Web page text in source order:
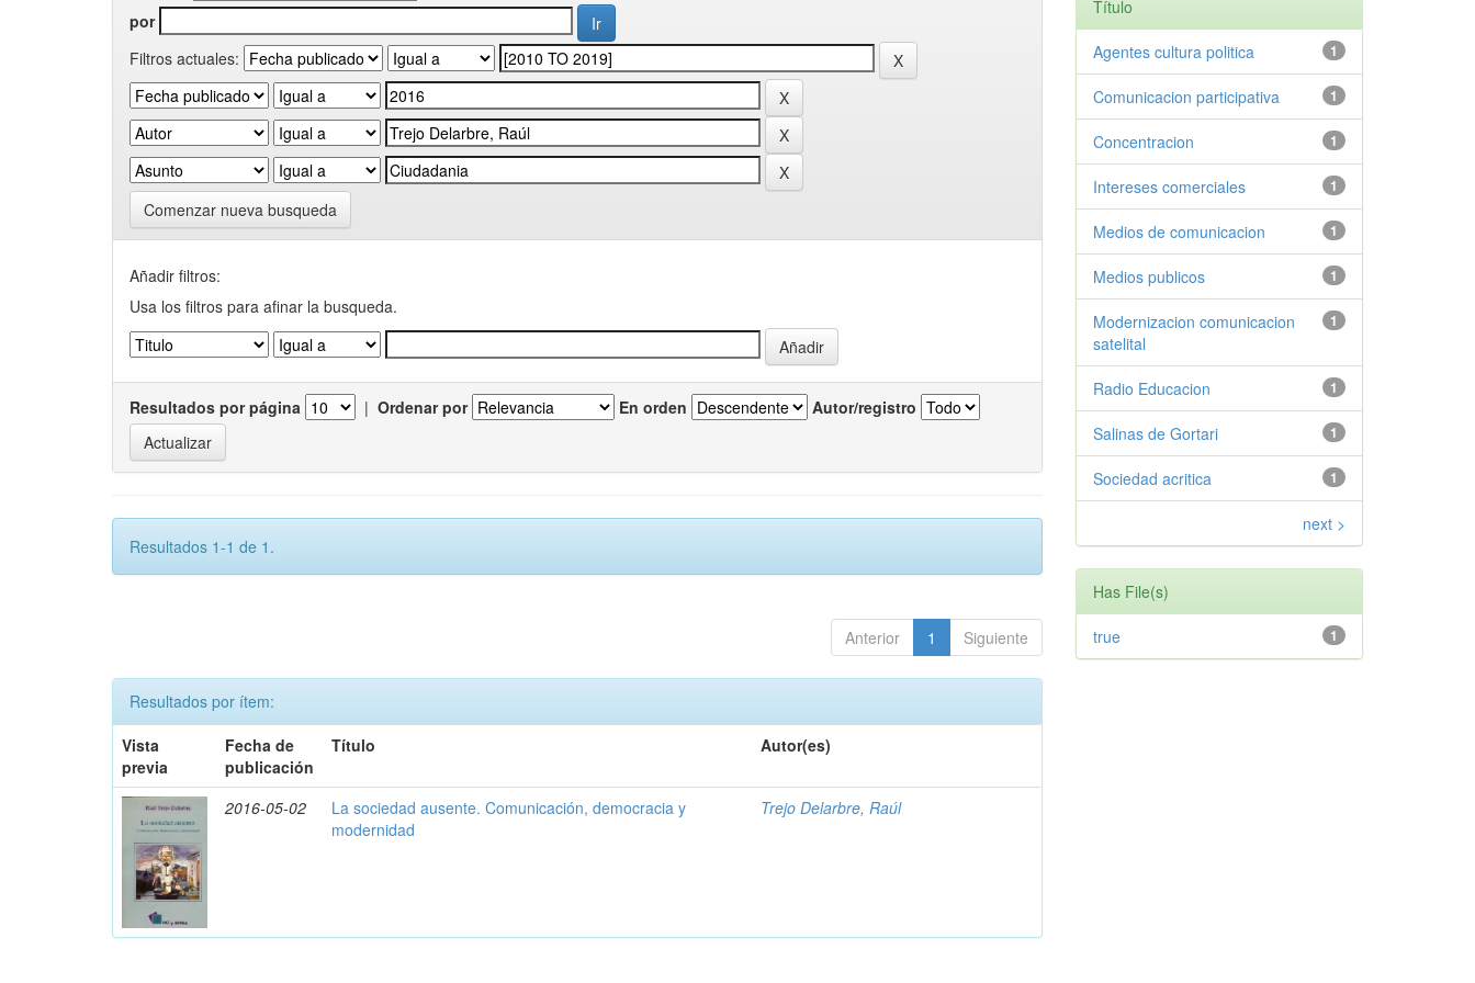
por
Filtros actuales:
Comenzar nueva busqueda
Añadir filtros:
Usa los filtros para afinar la busqueda.
Resultados por página | Ordenar por En orden Autor/registro
Resultados 1-1 de 1.
Anterior 1 Siguiente
Resultados por ítem:
Vista
previa
Fecha de
publicación
Título Autor(es)
2016-05-02
La sociedad ausente. Comunicación, democracia y
modernidad
Trejo Delarbre, Raúl
Título
1
Agentes cultura politica
1
Comunicacion participativa
1
Concentracion
1
Intereses comerciales
1
Medios de comunicacion
1
Medios publicos
1
Modernizacion comunicacion
satelital
1
Radio Educacion
1
Salinas de Gortari
1
Sociedad acritica
next >
Has File(s)
1
true